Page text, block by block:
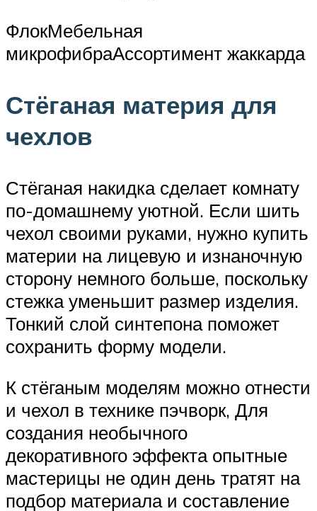
ФлокМебельная
микрофибраАссортимент жаккарда
Стёганая материя для
чехлов
Стёганая накидка сделает комнату
по-домашнему уютной. Если шить
чехол своими руками, нужно купить
материи на лицевую и изнаночную
сторону немного больше, поскольку
стежка уменьшит размер изделия.
Тонкий слой синтепона поможет
сохранить форму модели.
К стёганым моделям можно отнести
и чехол в технике пэчворк, Для
создания необычного
декоративного эффекта опытные
мастерицы не один день тратят на
подбор материала и составление